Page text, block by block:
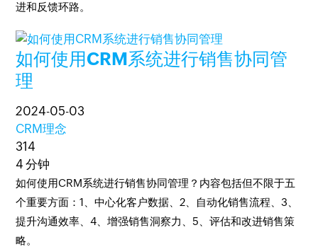
进和反馈环路。
如何使用CRM系统进行销售协同管
理
2024-05-03
CRM理念
314
4 分钟
如何使用CRM系统进行销售协同管理？内容包括但不限于五
个重要方面：1、中心化客户数据、2、自动化销售流程、3、
提升沟通效率、4、增强销售洞察力、5、评估和改进销售策
略。